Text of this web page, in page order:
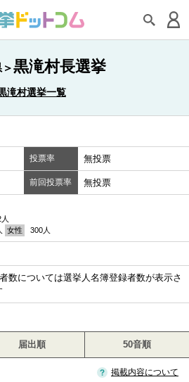
黒滝村長選挙
滝村選挙一覧
投票率 無投票
前回投票率 無投票
女性 300人
数については選挙人名簿登録者数が表示さ
届出順 50音順
掲載内容について